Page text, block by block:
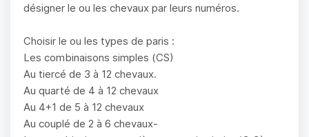
désigner le ou les chevaux par leurs numéros.
Choisir le ou les types de paris :
Les combinaisons simples (CS)
Au tiercé de 3 à 12 chevaux.
Au quarté de 4 à 12 chevaux
Au 4+1 de 5 à 12 chevaux
Au couplé de 2 à 6 chevaux-